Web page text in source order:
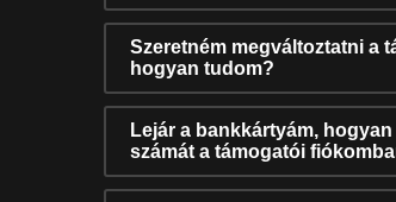
Szeretném megváltoztatni a
hogyan tudom?
Lejár a bankkártyám,
számát a támogatói